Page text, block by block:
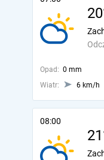
Opad: 0 mm
Wiatr:
6 km/h
08:00